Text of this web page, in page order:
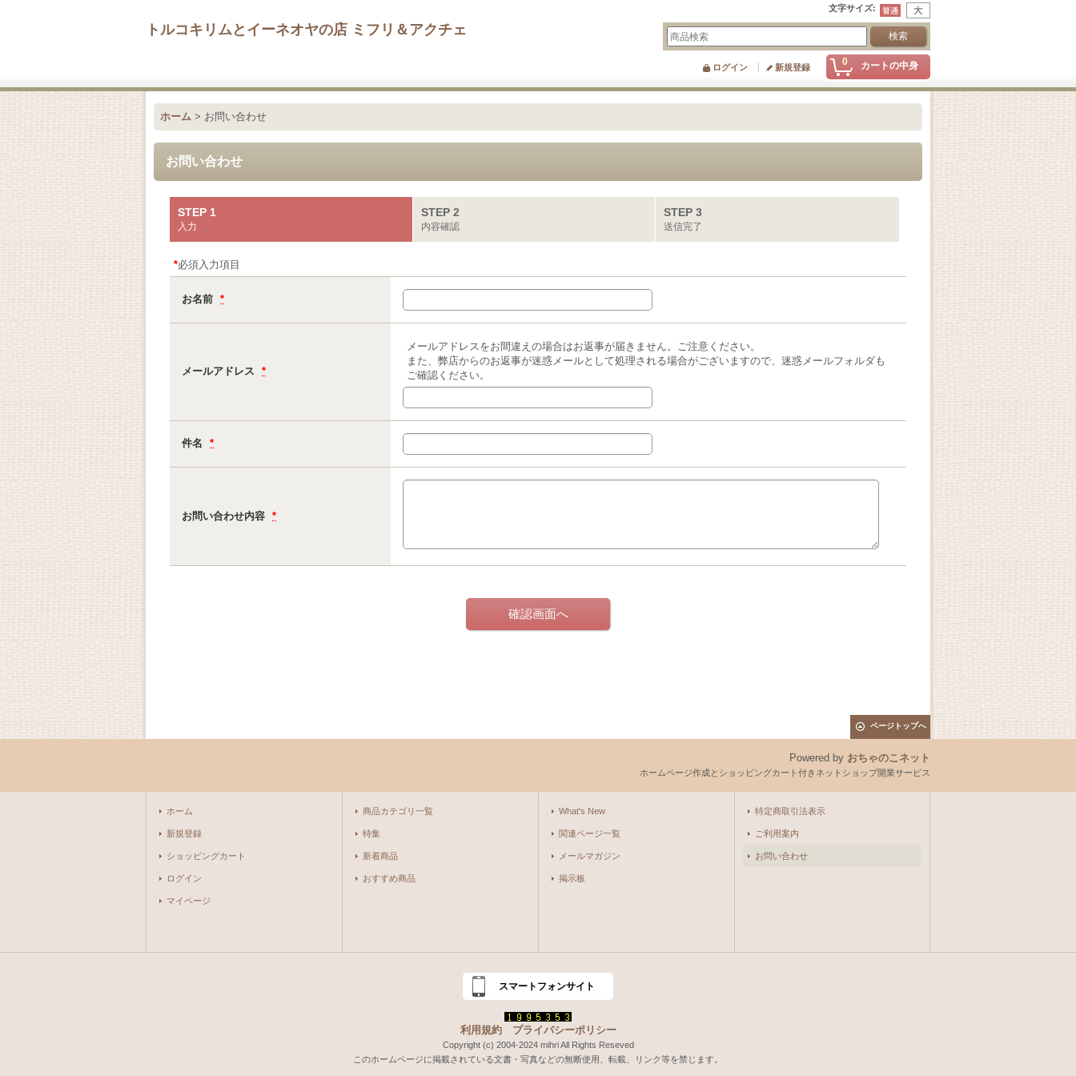
文字サイズ:
トルコキリムとイーネオヤの店 ミフリ＆アクチェ
0 カートの中身
ログイン 新規登録
ホーム > お問い合わせ
お問い合わせ
STEP 1
入力
STEP 2
内容確認
STEP 3
送信完了
*必須入力項目
お名前 *
メールアドレス *
メールアドレスをお間違えの場合はお返事が届きません。ご注意ください。
また、弊店からのお返事が迷惑メールとして処理される場合がございますので、迷惑メールフォルダも
ご確認ください。
件名 *
お問い合わせ内容 *
ページトップへ
Powered by おちゃのこネット
ホームページ作成とショッピングカート付きネットショップ開業サービス
ホーム
新規登録
ショッピングカート
ログイン
マイページ
商品カテゴリ一覧
特集
新着商品
おすすめ商品
What's New
関連ページ一覧
メールマガジン
掲示板
特定商取引法表示
ご利用案内
お問い合わせ
スマートフォンサイト
利用規約 プライバシーポリシー
Copyright (c) 2004-2024 mihri All Rights Reseved
このホームページに掲載されている文書・写真などの無断使用、転載、リンク等を禁じます。